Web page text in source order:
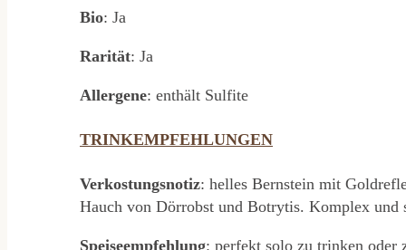
Bio: Ja
Rarität: Ja
Allergene: enthält Sulfite
TRINKEMPFEHLUNGEN
Verkostungsnotiz: helles Bernstein mit
Hauch von Dörrobst und Botrytis. Komplex und
Speiseempfehlung: perfekt solo zu trinken oder